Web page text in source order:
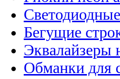
Бегущие
Эквалайзеры
Обманки для